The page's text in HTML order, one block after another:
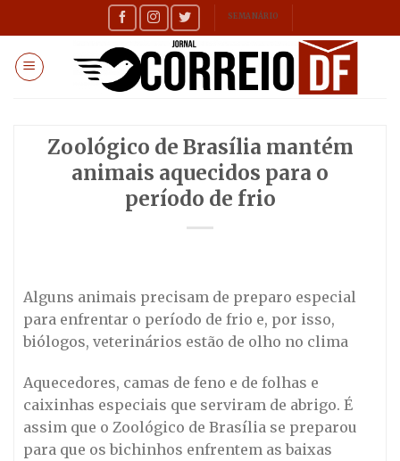
to
content
SEMANÁRIO
Zoológico de Brasília mantém
animais aquecidos para o
período de frio
Alguns animais precisam de preparo especial
para enfrentar o período de frio e, por isso,
biólogos, veterinários estão de olho no clima
Aquecedores, camas de feno e de folhas e
caixinhas especiais que serviram de abrigo. É
assim que o Zoológico de Brasília se preparou
para que os bichinhos enfrentem as baixas